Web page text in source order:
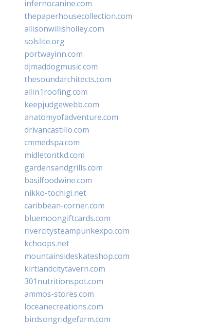
infernocanine.com
thepaperhousecollection.com
allisonwillisholley.com
solslite.org
portwayinn.com
djmaddogmusic.com
thesoundarchitects.com
allin1roofing.com
keepjudgewebb.com
anatomyofadventure.com
drivancastillo.com
cmmedspa.com
midletontkd.com
gardensandgrills.com
basilfoodwine.com
nikko-tochigi.net
caribbean-corner.com
bluemoongiftcards.com
rivercitysteampunkexpo.com
kchoops.net
mountainsideskateshop.com
kirtlandcitytavern.com
301nutritionspot.com
ammos-stores.com
loceanecreations.com
birdsongridgefarm.com